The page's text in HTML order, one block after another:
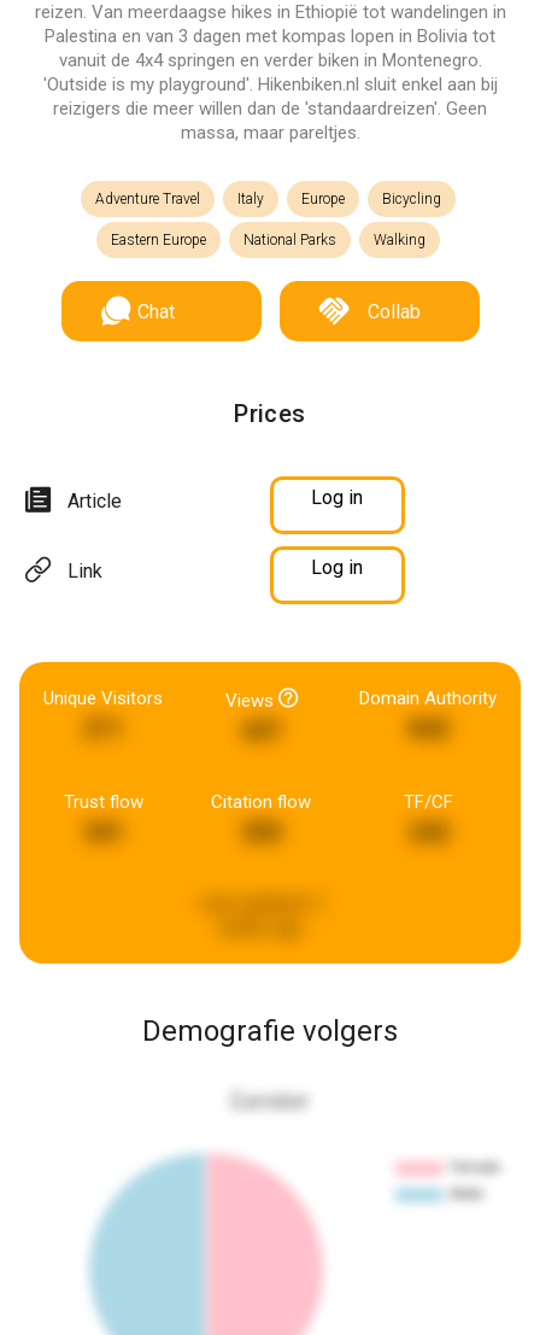
reizen. Van meerdaagse hikes in Ethiopië tot wandelingen in
Palestina en van 3 dagen met kompas lopen in Bolivia tot
vanuit de 4x4 springen en verder biken in Montenegro.
'Outside is my playground'. Hikenbiken.nl sluit enkel aan bij
reizigers die meer willen dan de 'standaardreizen'. Geen
massa, maar pareltjes.
Adventure Travel Italy Europe Bicycling
Eastern Europe National Parks Walking
Chat Collab
Prices
Article Log in
Link Log in
Unique Visitors Views Domain Authority
842
Trust flow Citation flow TF/CF
Demografie volgers
Gender